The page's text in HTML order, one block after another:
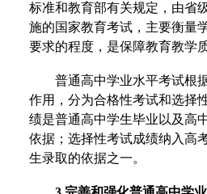
标准和教育部有关规定，由省
施的国家教育考试，主要衡量
要求的程度，是保障教育教学
普通高中学业水平考试根
作用，分为合格性考试和选择
绩是普通高中学生毕业以及高
依据；选择性考试成绩纳入高
生录取的依据之一。